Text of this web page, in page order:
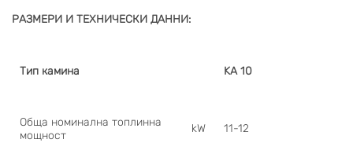
РАЗМЕРИ И ТЕХНИЧЕСКИ ДАННИ:
Тип камина KA 10
Обща номинална топлинна
мощност
kW 11-12